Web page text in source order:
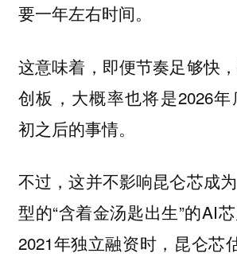
要一年左右时间。
这意味着，即便节奏足够快
创板，大概率也将是2026年
初之后的事情。
不过，这并不影响昆仑芯成
型的“含着金汤匙出生”的AI芯
2021年独立融资时，昆仑芯